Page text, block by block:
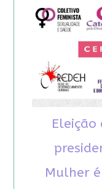
Eleição
Mulher